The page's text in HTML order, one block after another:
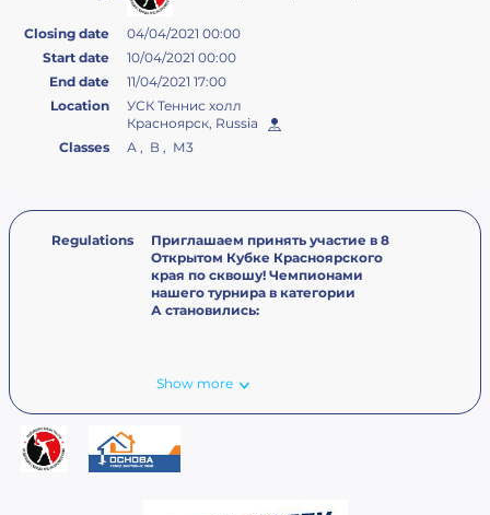
Closing date
04/04/2021 00:00
Start date
10/04/2021 00:00
End date
11/04/2021 17:00
Location
УСК Теннис холл
Красноярск, Russia
Classes
А , В , М3
Regulations
Приглашаем принять участие в 8
Открытом Кубке Красноярского
края по сквошу! Чемпионами
нашего турнира в категории
А становились:
Show more